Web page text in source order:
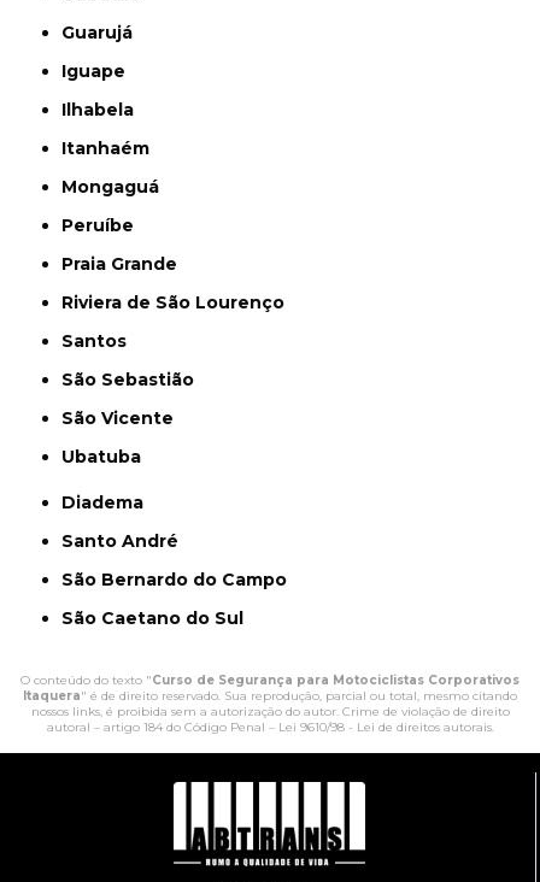
Guarujá
Iguape
Ilhabela
Itanhaém
Mongaguá
Peruíbe
Praia Grande
Riviera de São Lourenço
Santos
São Sebastião
São Vicente
Ubatuba
Diadema
Santo André
São Bernardo do Campo
São Caetano do Sul
O conteúdo do texto "Curso de Segurança para Motociclistas Corporativos
Itaquera" é de direito reservado. Sua reprodução, parcial ou total, mesmo citando
nossos links, é proibida sem a autorização do autor. Crime de violação de direito
autoral – artigo 184 do Código Penal – Lei 9610/98 - Lei de direitos autorais.